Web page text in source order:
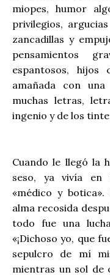
miopes, humor
privilegios,
zancadillas y
pensamientos
espantosos, hijos
amañada con
muchas letras,
ingenio y de los
Cuando le llegó la
seso, ya vivía en
«médico y
alma recosida
todo fue una
«¡Dichoso yo, que
sepulcro de mí
mientras un sol de